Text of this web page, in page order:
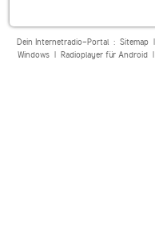
Dein Internetradio-Portal : Sitemap|
Windows| Radioplayer für Android|